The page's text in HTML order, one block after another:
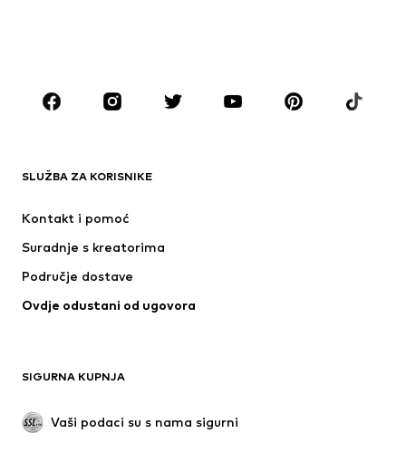
MODNE MARKE
ADIDAS SPORTSWEAR
Jordan
SLUŽBA ZA KORISNIKE
Kontakt i pomoć
Suradnje s kreatorima
Područje dostave
Ovdje odustani od ugovora
SIGURNA KUPNJA
Vaši podaci su s nama sigurni